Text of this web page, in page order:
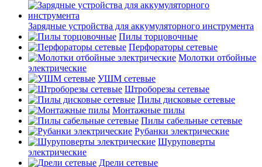
Зарядные устройства для аккумуляторного инструмента
Пилы торцовочные
Перфораторы сетевые
Молотки отбойные
электрические
УШМ сетевые
Штроборезы сетевые
Пилы дисковые сетевые
Монтажные пилы
Пилы сабельные сетевые
Рубанки электрические
Шуруповерты
электрические
Дрели сетевые